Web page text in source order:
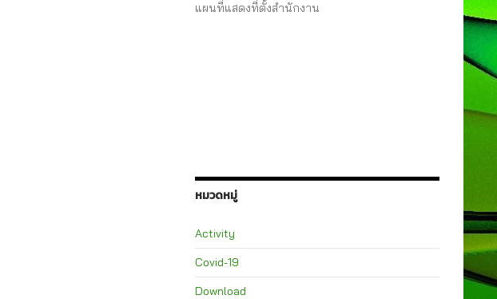
แผนที่แสดงที่ตั้งสำนักงาน
หมวดหมู่
Activity
Covid-19
Download